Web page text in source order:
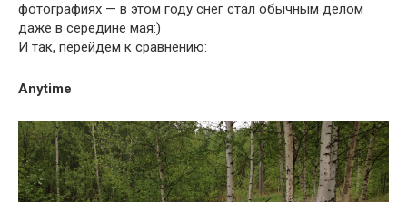
фотографиях — в этом году снег стал обычным делом
даже в середине мая:)
И так, перейдем к сравнению:
Anytime